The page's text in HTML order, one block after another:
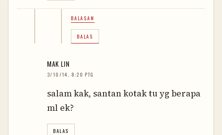
BALASAN
BALAS
MAK LIN
3/10/14, 8:20 PTG
salam kak, santan kotak tu yg berapa
ml ek?
BALAS